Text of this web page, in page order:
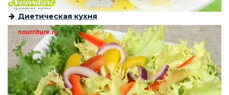
Диетическая кухня